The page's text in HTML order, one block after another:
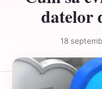
datelor
18